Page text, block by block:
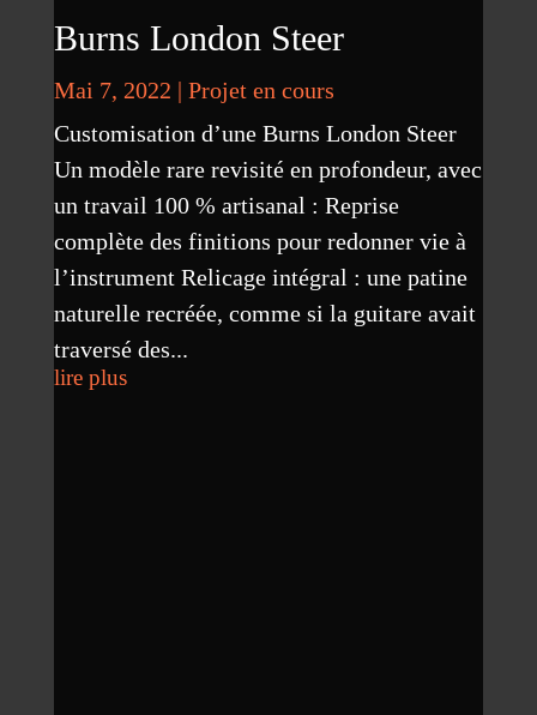
Burns London Steer
Mai 7, 2022 | Projet en cours
Customisation d’une Burns London Steer
Un modèle rare revisité en profondeur, avec
un travail 100 % artisanal : Reprise
complète des finitions pour redonner vie à
l’instrument Relicage intégral : une patine
naturelle recréée, comme si la guitare avait
traversé des...
lire plus